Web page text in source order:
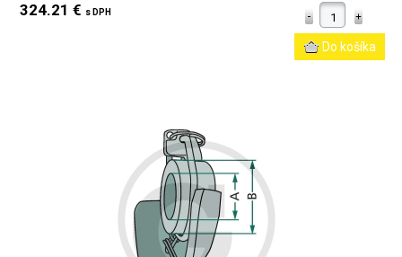
324.21 € s DPH